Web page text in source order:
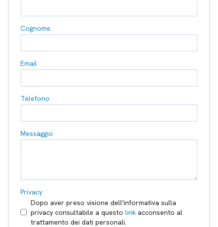
Cognome
Email
Telefono
Messaggio
Privacy
Dopo aver preso visione dell'informativa sulla
privacy consultabile a questo link acconsento al
trattamento dei dati personali.